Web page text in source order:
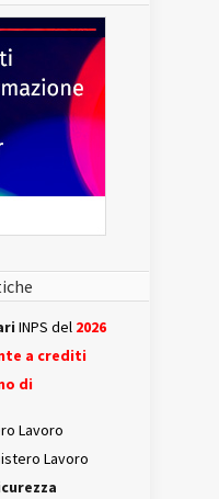
INPS del 2026
a crediti
di
Lavoro
Lavoro